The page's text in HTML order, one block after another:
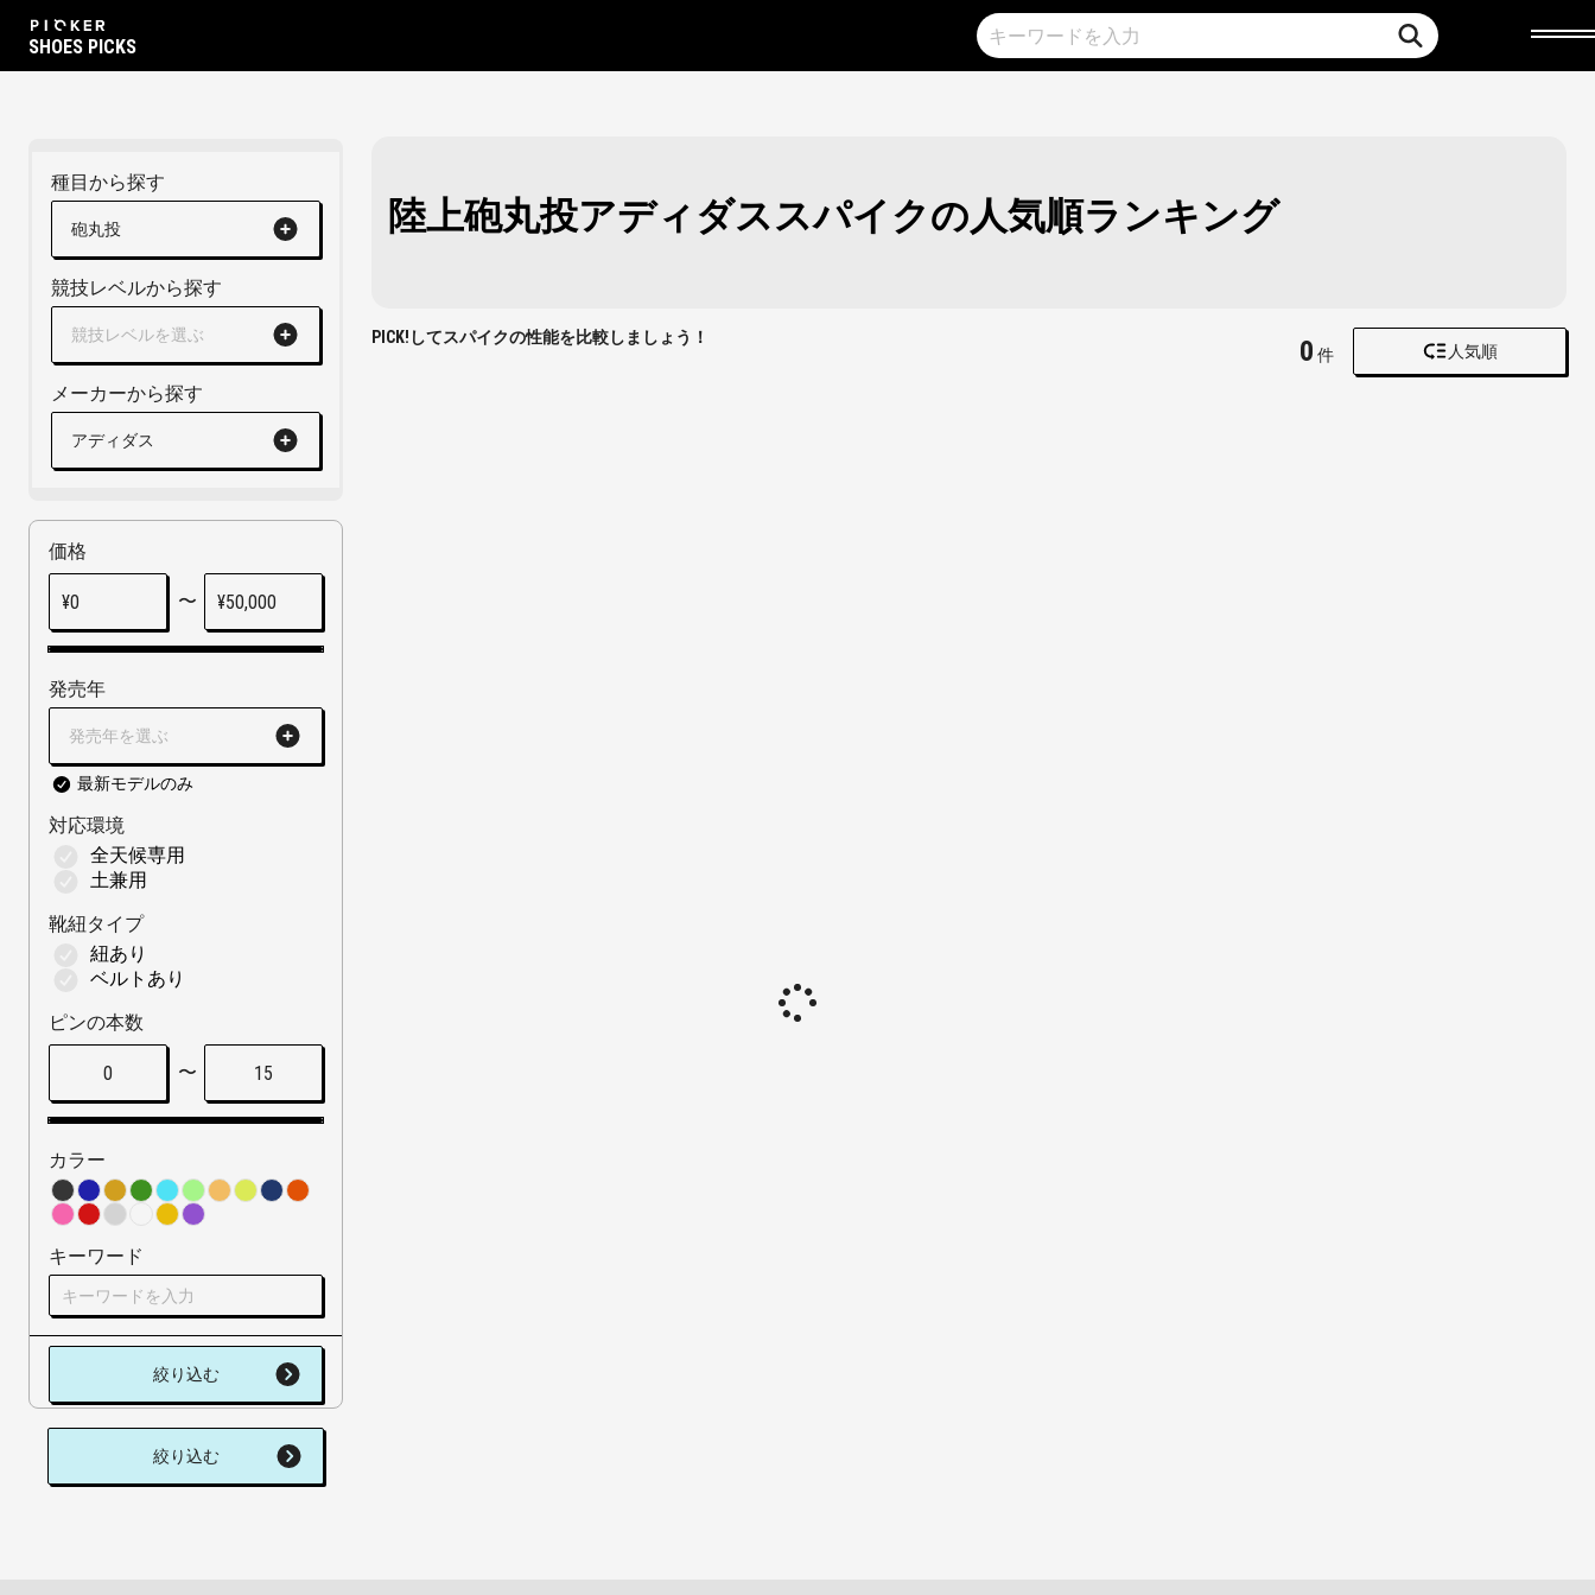
SHOES PICKS
種目から探す
砲丸投
競技レベルから探す
競技レベルを選ぶ
メーカーから探す
アディダス
価格
¥0 〜 ¥50,000
発売年
発売年を選ぶ
最新モデルのみ
対応環境
全天候専用
土兼用
靴紐タイプ
紐あり
ベルトあり
ピンの本数
0 〜 15
カラー
キーワード
絞り込む
絞り込む
陸上砲丸投アディダススパイクの人気順ランキング
PICK!してスパイクの性能を比較しましょう！ 0 件 人気順